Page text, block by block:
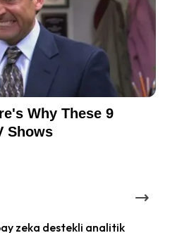
zeka destekli analitik